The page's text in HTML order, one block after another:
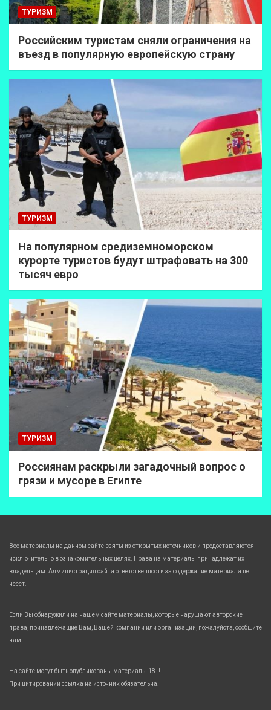
ТУРИЗМ
Российским туристам сняли ограничения на
въезд в популярную европейскую страну
ТУРИЗМ
На популярном средиземноморском
курорте туристов будут штрафовать на 300
тысяч евро
ТУРИЗМ
Россиянам раскрыли загадочный вопрос о
грязи и мусоре в Египте
Все материалы на данном сайте взяты из открытых источников и предоставляются
исключительно в ознакомительных целях. Права на материалы принадлежат их
владельцам. Администрация сайта ответственности за содержание материала не
несет.
Если Вы обнаружили на нашем сайте материалы, которые нарушают авторские
права, принадлежащие Вам, Вашей компании или организации, пожалуйста, сообщите
нам.
На сайте могут быть опубликованы материалы 18+!
При цитировании ссылка на источник обязательна.